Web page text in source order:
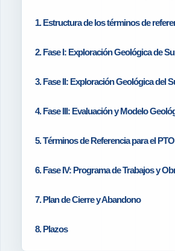
1. Estructura de los términos de
2. Fase I: Exploración Geológica de
3. Fase II: Exploración Geológica del
4. Fase III: Evaluación y Modelo
5. Términos de Referencia para el PTO
6. Fase IV: Programa de Trabajos y
7. Plan de Cierre y Abandono
8. Plazos